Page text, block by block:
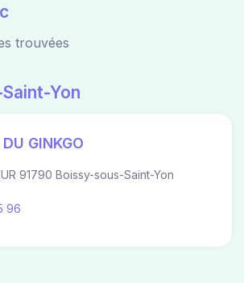
trouvées
Yon
GINKGO
91790 Boissy-sous-Saint-Yon
96